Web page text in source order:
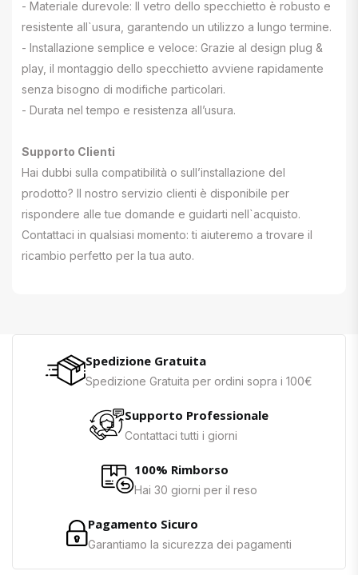
- Materiale durevole: Il vetro dello specchietto è robusto e
resistente all`usura, garantendo un utilizzo a lungo termine.
- Installazione semplice e veloce: Grazie al design plug &
play, il montaggio dello specchietto avviene rapidamente
senza bisogno di modifiche particolari.
- Durata nel tempo e resistenza all’usura.
Supporto Clienti
Hai dubbi sulla compatibilità o sull’installazione del
prodotto? Il nostro servizio clienti è disponibile per
rispondere alle tue domande e guidarti nell`acquisto.
Contattaci in qualsiasi momento: ti aiuteremo a trovare il
ricambio perfetto per la tua auto.
Spedizione Gratuita
Spedizione Gratuita per ordini sopra i 100€
Supporto Professionale
Contattaci tutti i giorni
100% Rimborso
Hai 30 giorni per il reso
Pagamento Sicuro
Garantiamo la sicurezza dei pagamenti